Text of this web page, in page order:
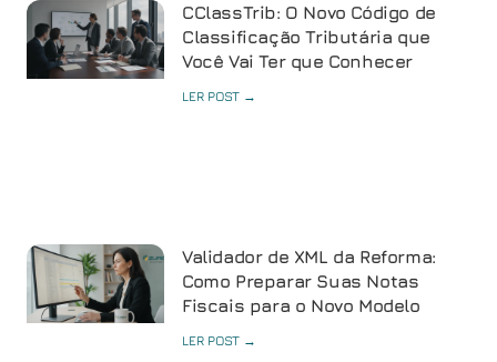
CClassTrib: O Novo Código de
Classificação Tributária que
Você Vai Ter que Conhecer
LER POST →
Validador de XML da Reforma:
Como Preparar Suas Notas
Fiscais para o Novo Modelo
LER POST →